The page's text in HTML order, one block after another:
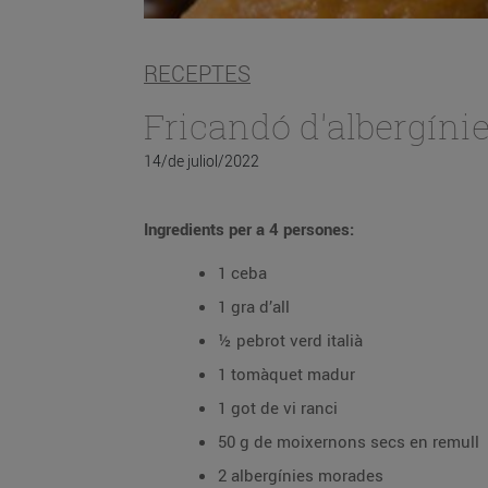
RECEPTES
Fricandó
14/de juliol/2022
Ingredients per a 4 persones:
1 ceba
1 gra d’all
½ pebrot verd italià
1 tomàquet madur
1 got de vi ranci
50 g de moixernons secs en remull
2 albergínies morades